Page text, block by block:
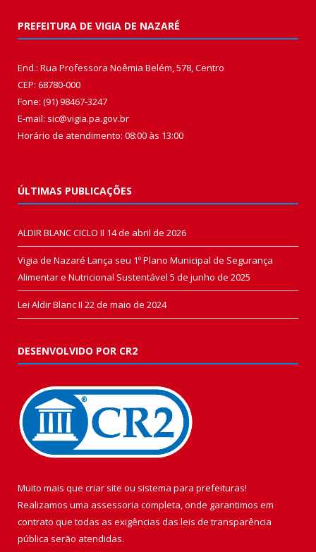
PREFEITURA DE VIGIA DE NAZARÉ
End.: Rua Professora Noêmia Belém, 578, Centro
CEP: 68780-000
Fone: (91) 98467-3247
E-mail: sic@vigia.pa.gov.br
Horário de atendimento: 08:00 às 13:00
ÚLTIMAS PUBLICAÇÕES
ALDIR BLANC CICLO II 14 de abril de 2026
Vigia de Nazaré Lança seu 1º Plano Municipal de Segurança
Alimentar e Nutricional Sustentável 5 de junho de 2025
Lei Aldir Blanc II 22 de maio de 2024
DESENVOLVIDO POR CR2
Muito mais que criar site ou sistema para prefeituras!
Realizamos uma assessoria completa, onde garantimos em
contrato que todas as exigências das leis de transparência
pública serão atendidas.